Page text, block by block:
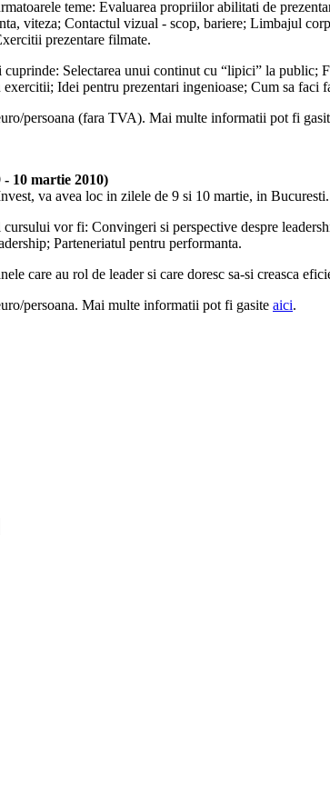
teme: Evaluarea propriilor abilitati de
viteza; Contactul vizual - scop, bariere; Limbajul
prezentare filmate.
Selectarea unui continut cu “lipici” la
Idei pentru prezentari ingenioase; Cum sa
persoana (fara TVA). Mai multe informatii pot fi
10 martie 2010)
va avea loc in zilele de 9 si 10 martie, in Bucuresti.
vor fi: Convingeri si perspective despre
Parteneriatul pentru performanta.
care au rol de leader si care doresc sa-si creasca
persoana. Mai multe informatii pot fi gasite aici.